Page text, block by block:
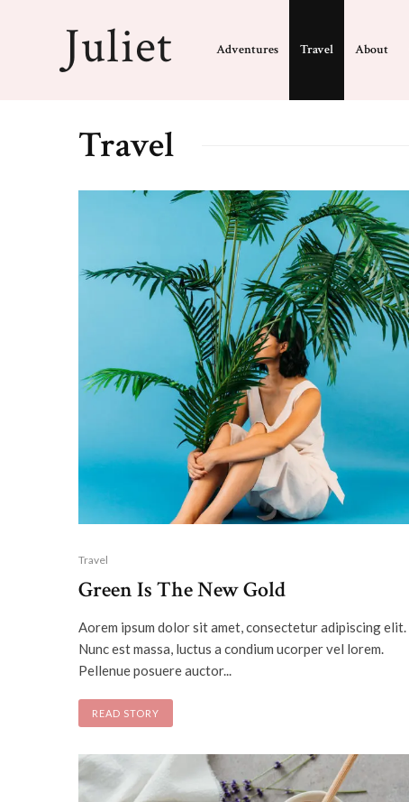
Adventures Travel About
Travel
Travel
Green Is The New Gold
Aorem ipsum dolor sit amet, consectetur adipiscing elit.
Nunc est massa, luctus a condium ucorper vel lorem.
Pellenue posuere auctor...
READ STORY